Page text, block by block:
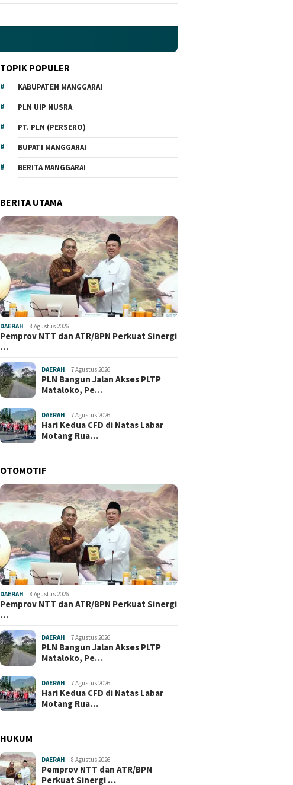
TOPIK POPULER
KABUPATEN MANGGARAI
PLN UIP NUSRA
PT. PLN (PERSERO)
BUPATI MANGGARAI
BERITA MANGGARAI
BERITA UTAMA
DAERAH 8 Agustus 2026
Pemprov NTT dan ATR/BPN Perkuat Sinergi
…
DAERAH 7 Agustus 2026
PLN Bangun Jalan Akses PLTP
Mataloko, Pe…
DAERAH 7 Agustus 2026
Hari Kedua CFD di Natas Labar
Motang Rua…
OTOMOTIF
DAERAH 8 Agustus 2026
Pemprov NTT dan ATR/BPN Perkuat Sinergi
…
DAERAH 7 Agustus 2026
PLN Bangun Jalan Akses PLTP
Mataloko, Pe…
DAERAH 7 Agustus 2026
Hari Kedua CFD di Natas Labar
Motang Rua…
HUKUM
DAERAH 8 Agustus 2026
Pemprov NTT dan ATR/BPN
Perkuat Sinergi …